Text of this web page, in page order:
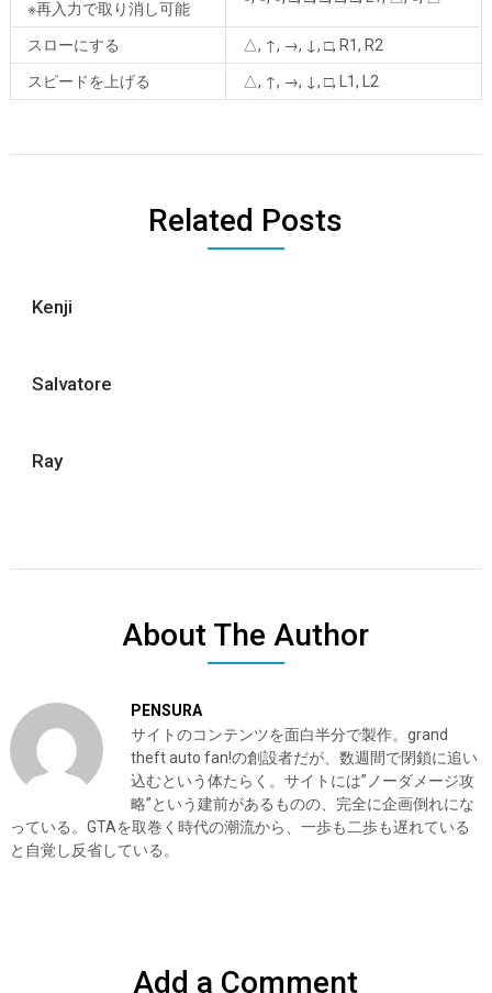
※再入力で取り消し可能
スローにする △, ↑, →, ↓, □, R1, R2
スピードを上げる △, ↑, →, ↓, □, L1, L2
Related Posts
Kenji
Salvatore
Ray
About The Author
PENSURA
サイトのコンテンツを面白半分で製作。grand
theft auto fan!の創設者だが、数週間で閉鎖に追い
込むという体たらく。サイトには”ノーダメージ攻
略”という建前があるものの、完全に企画倒れにな
っている。GTAを取巻く時代の潮流から、一歩も二歩も遅れている
と自覚し反省している。
Add a Comment